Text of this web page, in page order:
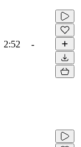
2:52 -